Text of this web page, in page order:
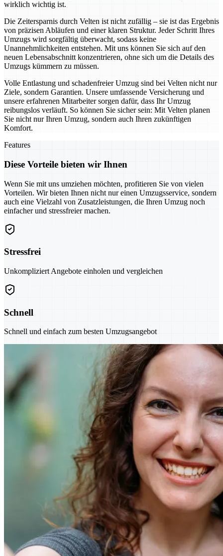
wirklich wichtig ist.
Die Zeitersparnis durch Velten ist nicht zufällig – sie ist das Ergebnis
von präzisen Abläufen und einer klaren Struktur. Jeder Schritt Ihres
Umzugs wird sorgfältig überwacht, sodass keine
Unannehmlichkeiten entstehen. Mit uns können Sie sich auf den
neuen Lebensabschnitt konzentrieren, ohne sich um die Details des
Umzugs kümmern zu müssen.
Volle Entlastung und schadenfreier Umzug sind bei Velten nicht nur
Ziele, sondern Garantien. Unsere umfassende Versicherung und
unsere erfahrenen Mitarbeiter sorgen dafür, dass Ihr Umzug
reibungslos verläuft. So können Sie sicher sein: Mit Velten planen
Sie nicht nur Ihren Umzug, sondern auch Ihren zukünftigen
Komfort.
Features
Diese Vorteile bieten wir Ihnen
Wenn Sie mit uns umziehen möchten, profitieren Sie von vielen
Vorteilen. Wir bieten Ihnen nicht nur einen Umzugsservice, sondern
auch eine Vielzahl von Zusatzleistungen, die Ihren Umzug noch
einfacher und stressfreier machen.
Stressfrei
Unkompliziert Angebote einholen und vergleichen
Schnell
Schnell und einfach zum besten Umzugsangebot